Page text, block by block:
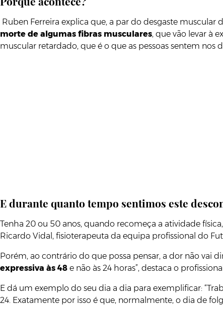
Ruben Ferreira explica que, a par do desgaste
morte de algumas fibras musculares, que vão levar à
muscular retardado, que é o que as pessoas sentem nos
E durante quanto tempo sentimos este
Tenha 20 ou 50 anos, quando recomeça a atividade
Ricardo Vidal, fisioterapeuta da equipa profissional do
Porém, ao contrário do que possa pensar, a dor não vai
expressiva às 48 e não às 24 horas”, destaca o
E dá um exemplo do seu dia a dia para exemplificar:
24. Exatamente por isso é que, normalmente, o dia de